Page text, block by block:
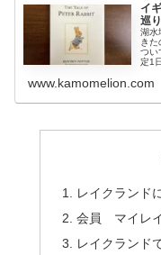
イ
巡
湖水
き
つい
定1
www.kamomelion.com
レイクランド
会員 マイレ
レイクランド